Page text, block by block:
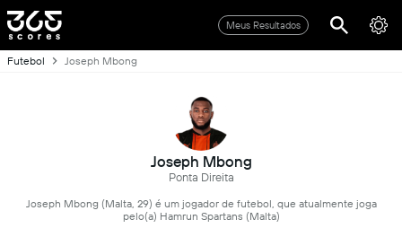
Meus Resultados
Futebol Joseph Mbong
Joseph Mbong
Ponta Direita
Joseph Mbong (Malta, 29) é um jogador de futebol, que atualmente joga
pelo(a) Hamrun Spartans (Malta)